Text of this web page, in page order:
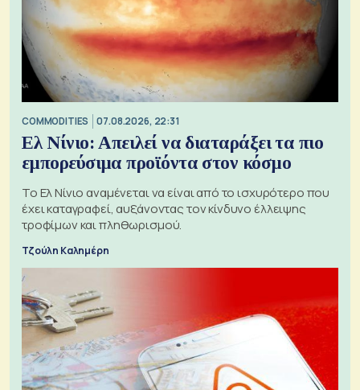
COMMODITIES 07.08.2026, 22:31
Ελ Νίνιο: Απειλεί να διαταράξει τα πιο
εμπορεύσιμα προϊόντα στον κόσμο
Το Ελ Νίνιο αναμένεται να είναι από το ισχυρότερο που
έχει καταγραφεί, αυξάνοντας τον κίνδυνο έλλειψης
τροφίμων και πληθωρισμού.
Τζούλη Καλημέρη